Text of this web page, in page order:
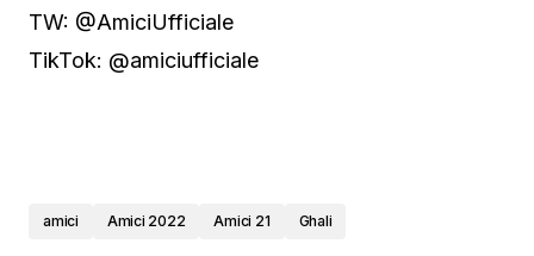
TW: @AmiciUfficiale
TikTok: @amiciufficiale
amici Amici 2022 Amici 21 Ghali